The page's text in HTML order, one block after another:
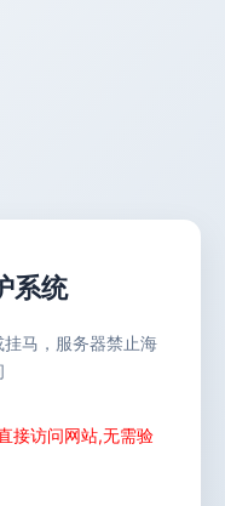
系统
马，服务器禁止海
接访问网站,无需验